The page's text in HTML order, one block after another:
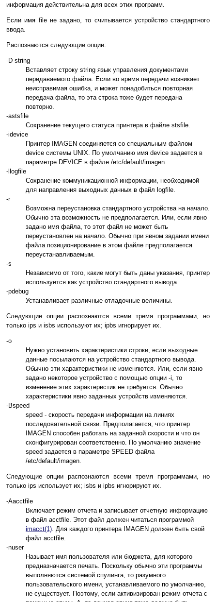
информация действительна для всех этих программ.
Если имя file не задано, то считывается устройство стандартного
ввода.
Распознаются следующие опции:
-D string
Вставляет строку string язык управления документами
передаваемого файла. Если во время передачи возникает
неисправимая ошибка, и может понадобиться повторная
передача файла, то эта строка тоже будет передана
повторно.
-astsfile
Сохранение текущего статуса принтера в файле stsfile.
-idevice
Принтер IMAGEN соединяется со специальным файлом
device системы UNIX. По умолчанию имя device задается в
параметре DEVICE в файле /etc/default/imagen.
-llogfile
Сохранение коммуникационной информации, необходимой
для направления выходных данных в файл logfile.
-r
Возможна переустановка стандартного устройства на начало.
Обычно эта возможность не предполагается. Или, если явно
задано имя файла, то этот файл не может быть
переустановлен на начало. Обычно при явном задании имени
файла позиционирование в этом файле предполагается
переустанавливаемым.
-s
Независимо от того, какие могут быть даны указания, принтер
используется как устройство стандартного вывода.
-pdebug
Устанавливает различные отладочные величины.
Следующие опции распознаются всеми тремя программами, но
только ips и isbs используют их; ipbs игнорирует их.
-o
Нужно установить характеристики строки, если выходные
данные посылаются на устройство стандартного вывода.
Обычно эти характеристики не изменяются. Или, если явно
задано некоторое устройство с помощью опции -i, то
изменение этих характеристик не требуется. Обычно
характеристики явно заданных устройств изменяются.
-Bspeed
speed - скорость передачи информации на линиях
последовательной связи. Предполагается, что принтер
IMAGEN способен работать на заданной скорости и что он
сконфигурирован соответственно. По умолчанию значение
speed задается в параметре SPEED файла
/etc/default/imagen.
Следующие опции распознаются всеми тремя программами, но
только ips использует их; isbs и ipbs игнорируют их.
-Aacctfile
Включает режим отчета и записывает отчетную информацию
в файл acctfile. Этот файл должен читаться программой
imacct(1). Для каждого принтера IMAGEN должен быть свой
файл acctfile.
-nuser
Называет имя пользователя или бюджета, для которого
предназначается печать. Поскольку обычно эти программы
выполняются системой спулинга, то разумного
пользовательского имени, устанавливаемого по умолчанию,
не существует. Поэтому, если активизирован режим отчета с